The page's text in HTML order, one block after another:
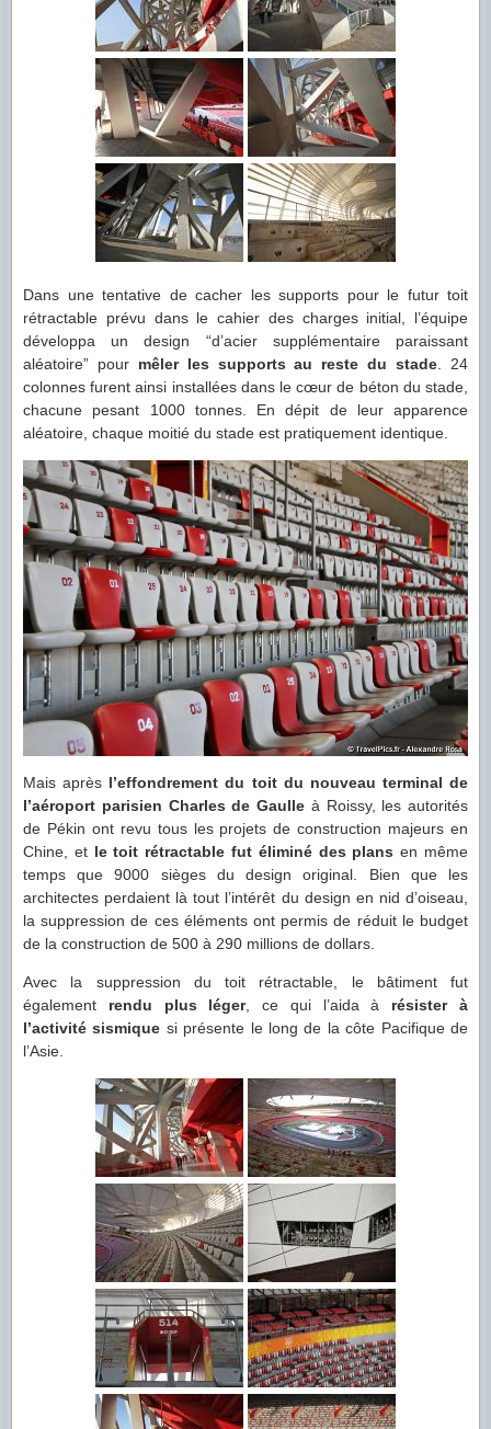
Dans une tentative de cacher les supports pour le futur toit
rétractable prévu dans le cahier des charges initial, l’équipe
développa un design “d’acier supplémentaire paraissant
aléatoire” pour mêler les supports au reste du stade . 24
colonnes furent ainsi installées dans le cœur de béton du stade,
chacune pesant 1000 tonnes. En dépit de leur apparence
aléatoire, chaque moitié du stade est pratiquement identique.
Mais après l’effondrement du toit du nouveau terminal de
l’aéroport parisien Charles de Gaulle à Roissy, les autorités
de Pékin ont revu tous les projets de construction majeurs en
Chine, et le toit rétractable fut éliminé des plans en même
temps que 9000 sièges du design original. Bien que les
architectes perdaient là tout l’intérêt du design en nid d’oiseau,
la suppression de ces éléments ont permis de réduit le budget
de la construction de 500 à 290 millions de dollars.
Avec la suppression du toit rétractable, le bâtiment fut
également rendu plus léger, ce qui l’aida à résister à
l’activité sismique si présente le long de la côte Pacifique de
l’Asie.